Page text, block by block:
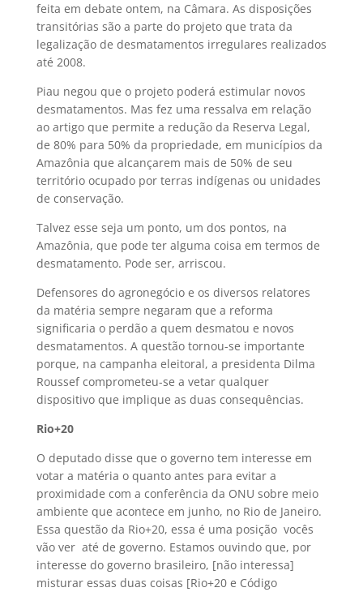
feita em debate ontem, na Câmara. As disposições
transitórias são a parte do projeto que trata da
legalização de desmatamentos irregulares realizados
até 2008.
Piau negou que o projeto poderá estimular novos
desmatamentos. Mas fez uma ressalva em relação
ao artigo que permite a redução da Reserva Legal,
de 80% para 50% da propriedade, em municípios da
Amazônia que alcançarem mais de 50% de seu
território ocupado por terras indígenas ou unidades
de conservação.
Talvez esse seja um ponto, um dos pontos, na
Amazônia, que pode ter alguma coisa em termos de
desmatamento. Pode ser, arriscou.
Defensores do agronegócio e os diversos relatores
da matéria sempre negaram que a reforma
significaria o perdão a quem desmatou e novos
desmatamentos. A questão tornou-se importante
porque, na campanha eleitoral, a presidenta Dilma
Roussef comprometeu-se a vetar qualquer
dispositivo que implique as duas consequências.
Rio+20
O deputado disse que o governo tem interesse em
votar a matéria o quanto antes para evitar a
proximidade com a conferência da ONU sobre meio
ambiente que acontece em junho, no Rio de Janeiro.
Essa questão da Rio+20, essa é uma posição  vocês
vão ver  até de governo. Estamos ouvindo que, por
interesse do governo brasileiro, [não interessa]
misturar essas duas coisas [Rio+20 e Código